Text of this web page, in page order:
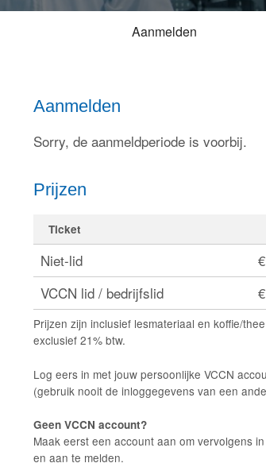
Aanmelden
Aanmelden
Sorry, de aanmeldperiode is voorbij.
Prijzen
Ticket
Niet-lid
VCCN lid / bedrijfslid
Prijzen zijn inclusief lesmateriaal en koffie/
exclusief 21% btw.
Log eers in met jouw persoonlijke VCCN
(gebruik nooit de inloggegevens van een
Geen VCCN account?
Maak eerst een account aan om vervolgens
en aan te melden.